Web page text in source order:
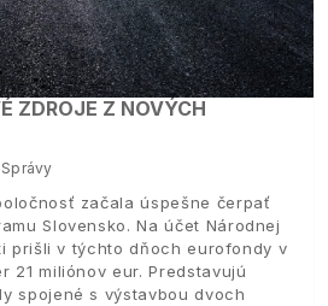
ZDROJE Z NOVÝCH
Správy
začala úspešne čerpať
Slovensko. Na účet Národnej
prišli v týchto dňoch eurofondy v
21 miliónov eur. Predstavujú
spojené s výstavbou dvoch